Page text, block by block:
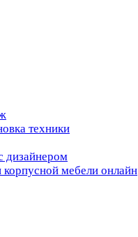
техники
дизайнером
мебели онлайн